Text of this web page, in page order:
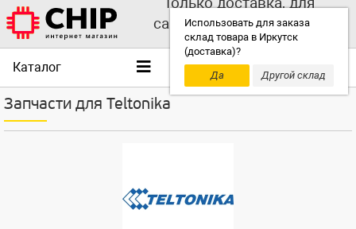
Использовать для заказа
склад товара в Иркутск
(доставка)?
Да
Другой склад
самовывоза выбирайте
другой склад!
Каталог
Запчасти для Teltonika